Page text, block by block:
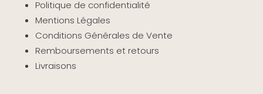
Politique de confidentialité
Mentions Légales
Conditions Générales de Vente
Remboursements et retours
Livraisons